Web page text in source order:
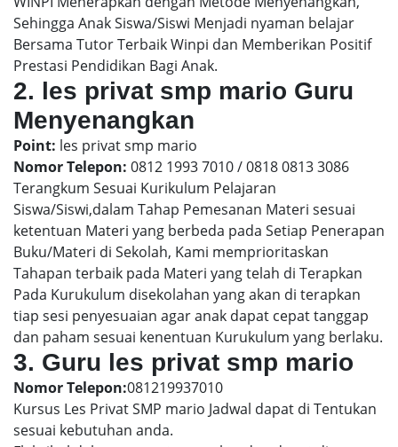
Sehingga Anak Siswa/Siswi Menjadi nyaman belajar
Bersama Tutor Terbaik Winpi dan Memberikan Positif
Prestasi Pendidikan Bagi Anak.
2. les privat smp mario Guru
Menyenangkan
Point: les privat smp mario
Nomor Telepon: 0812 1993 7010 / 0818 0813 3086
Terangkum Sesuai Kurikulum Pelajaran
Siswa/Siswi,dalam Tahap Pemesanan Materi sesuai
ketentuan Materi yang berbeda pada Setiap Penerapan
Buku/Materi di Sekolah, Kami memprioritaskan
Tahapan terbaik pada Materi yang telah di Terapkan
Pada Kurukulum disekolahan yang akan di terapkan
tiap sesi penyesuaian agar anak dapat cepat tanggap
dan paham sesuai kenentuan Kurukulum yang berlaku.
3. Guru les privat smp mario
Nomor Telepon:081219937010
Kursus Les Privat SMP mario Jadwal dapat di Tentukan
sesuai kebutuhan anda.